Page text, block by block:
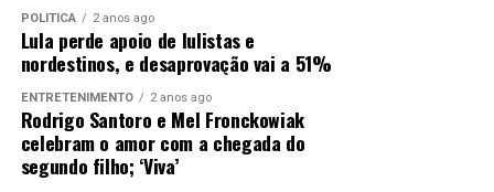
POLÍTICA 2 anos ago
Lula perde apoio de lulistas e
nordestinos, e desaprovação vai a 51%
ENTRETENIMENTO 2 anos ago
Rodrigo Santoro e Mel Fronckowiak
celebram o amor com a chegada do
segundo filho; ‘Viva’